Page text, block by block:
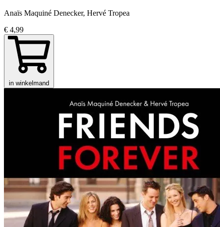
Anaïs Maquiné Denecker, Hervé Tropea
€ 4,99
in winkelmand